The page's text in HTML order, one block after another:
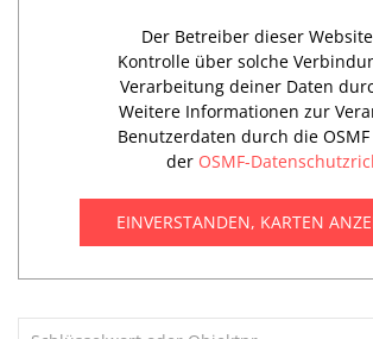
Der Betreiber dieser
Kontrolle über solche
Verarbeitung deiner Daten
Weitere Informationen zur
Benutzerdaten durch die
der OSMF-
EINVERSTANDEN, KARTEN